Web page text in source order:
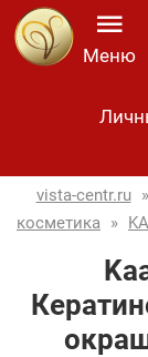
Меню
vista-centr.ru »
косметика »